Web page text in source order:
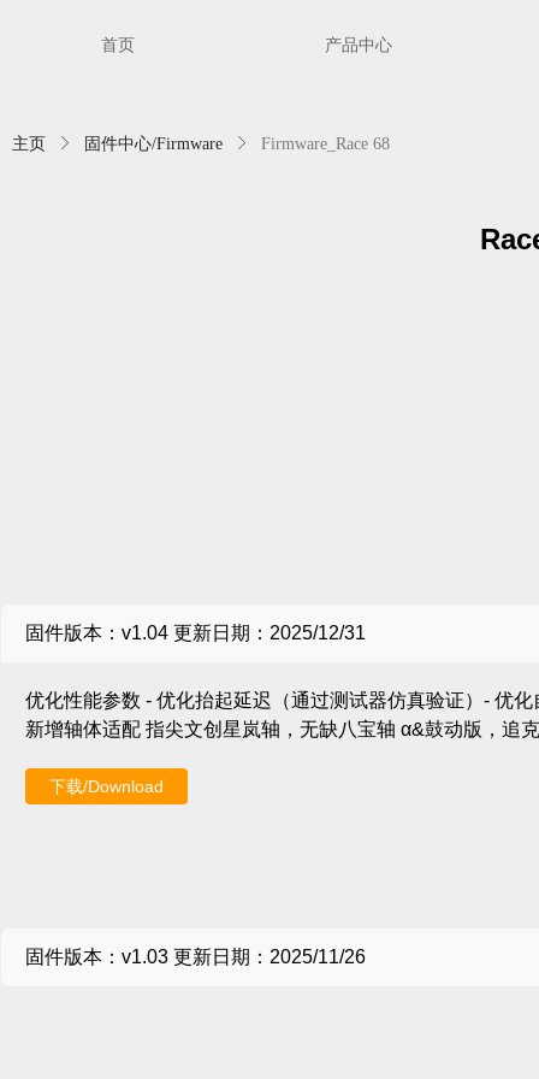
首页 产品中心
主页 ꁕ 固件中心/Firmware ꁕ Firmware_Race 68
固件版本：v1.04 更新日期：2025/12/31
优化性能参数 - 优化抬起延迟（通过测试器仿真验证）- 优化
新增轴体适配 指尖文创星岚轴，无缺八宝轴 α&鼓动版，追
下载/Download
固件版本：v1.03 更新日期：2025/11/26